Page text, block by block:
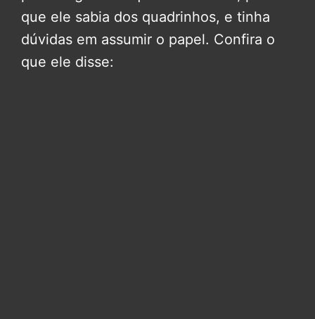
que ele sabia dos quadrinhos, e tinha
dúvidas em assumir o papel. Confira o
que ele disse: